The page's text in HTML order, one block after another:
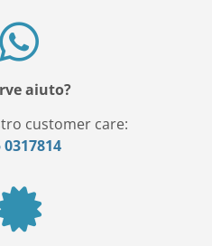
aiuto?
customer care:
0317814